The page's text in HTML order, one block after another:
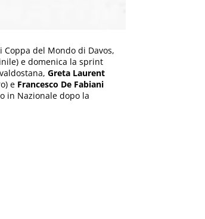
del Mondo di Davos,
e domenica la sprint
Greta Laurent
e Francesco De Fabiani
in Nazionale dopo la